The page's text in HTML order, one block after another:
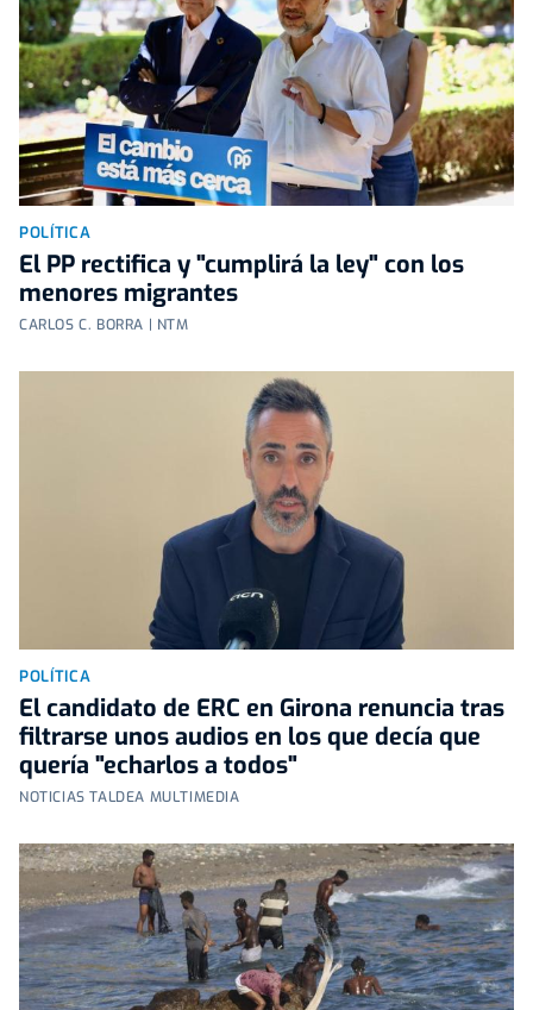
POLÍTICA
El PP rectifica y "cumplirá la ley" con los
menores migrantes
CARLOS C. BORRA | NTM
POLÍTICA
El candidato de ERC en Girona renuncia tras
filtrarse unos audios en los que decía que
quería "echarlos a todos"
NOTICIAS TALDEA MULTIMEDIA